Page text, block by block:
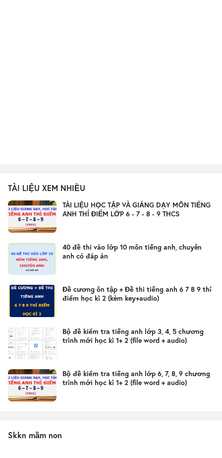
TÀI LIỆU XEM NHIỀU
TÀI LIỆU HỌC TẬP VÀ GIẢNG DẠY MÔN TIẾNG
ANH THÍ ĐIỂM LỚP 6 - 7 - 8 - 9 THCS
40 đề thi vào lớp 10 môn tiếng anh, chuyên
anh có đáp án
Đề cương ôn tập + Đề thi tiếng anh 6 7 8 9 thí
điểm học kì 2 (kèm key+audio)
Bộ đề kiểm tra tiếng anh lớp 3, 4, 5 chương
trình mới học kì 1+ 2 (file word + audio)
Bộ đề kiểm tra tiếng anh lớp 6, 7, 8, 9 chương
trình mới học kì 1+ 2 (file word + audio)
Skkn mầm non